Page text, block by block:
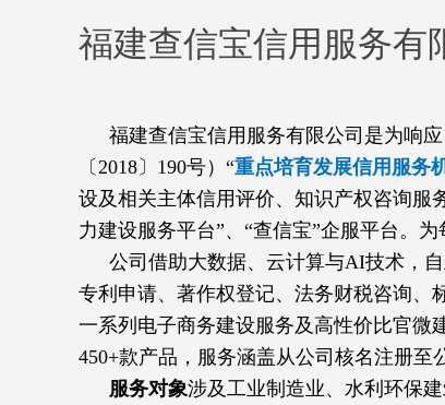
福建查信宝信用服务有
福建查信宝信用服务有限公司是为响
〔2018〕190号）“重点培育发展信用服务
设及相关主体信用评价、知识产权咨询服
力建设服务平台”、“查信宝”企服平台。
公司借助大数据、云计算与AI技术，
专利申请、著作权登记、 法务财税咨询、
一系列电子商务建设服务及高性价比官微
450+款产品，服务涵盖从公司核名注册至
服务对象涉及工业制造业、水利环保